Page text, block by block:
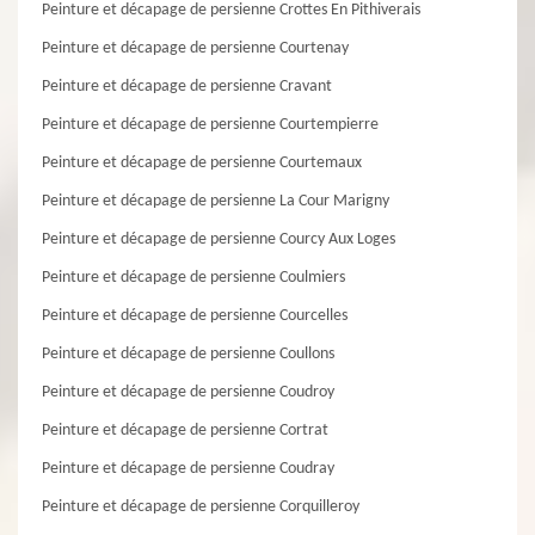
Peinture et décapage de persienne Crottes En Pithiverais
Peinture et décapage de persienne Courtenay
Peinture et décapage de persienne Cravant
Peinture et décapage de persienne Courtempierre
Peinture et décapage de persienne Courtemaux
Peinture et décapage de persienne La Cour Marigny
Peinture et décapage de persienne Courcy Aux Loges
Peinture et décapage de persienne Coulmiers
Peinture et décapage de persienne Courcelles
Peinture et décapage de persienne Coullons
Peinture et décapage de persienne Coudroy
Peinture et décapage de persienne Cortrat
Peinture et décapage de persienne Coudray
Peinture et décapage de persienne Corquilleroy